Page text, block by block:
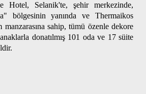
Hotel, Selanik'te, şehir merkezinde,
bölgesinin yanında ve Thermaikos
sahip, tümü özenle dekore
donatılmış 101 oda ve 17 süite